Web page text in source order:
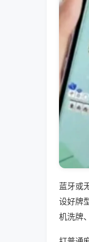
蓝牙或
设好牌
机洗牌